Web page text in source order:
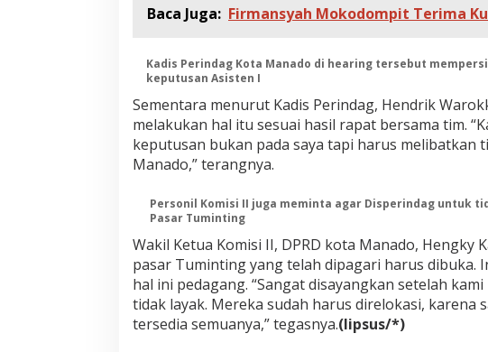
m
i
t
i
g
Baca Juga: Firmansyah Mokodompit Terima
Kadis Perindag Kota Manado di hearing tersebut
keputusan Asisten I
Sementara menurut Kadis Perindag, Hendrik
melakukan hal itu sesuai hasil rapat bersama tim.
keputusan bukan pada saya tapi harus melibatkan
Manado,” terangnya.
Personil Komisi II juga meminta agar Disperindag untuk
Pasar Tuminting
Wakil Ketua Komisi II, DPRD kota Manado, Hengky
pasar Tuminting yang telah dipagari harus dibuka.
hal ini pedagang. “Sangat disayangkan setelah
tidak layak. Mereka sudah harus direlokasi, karena
tersedia semuanya,” tegasnya.(lipsus/*)